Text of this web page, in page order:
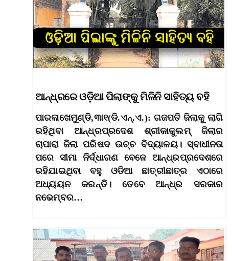
ଆନ୍ଧ୍ରରେ ଓଡ଼ିଆ ପିଲାଙ୍କୁ ମିଳିନି ସାହିତ୍ୟ ବହି
ପାରଳାଖେମୁଣ୍ଡି,୩ା୧(ଡି.ଏନ୍‌.ଏ.): ଗଜପତି ଜିଲାକୁ ଲାଗି
ରହିଥିବା ଆନ୍ଧ୍ରପ୍ରଦେଶ ଶ୍ରୀକାକୁଲମ୍‌ ଜିଲାର
ଚାପାରା ଜିଲା ପରିଷଦ ଉଚ୍ଚ ବିଦ୍ୟାଳୟ। ସ୍ବାଧୀନତା
ପରେ ସୀମା ନିର୍ଦ୍ଧାରଣ ବେଳେ ଆନ୍ଧ୍ରପ୍ରଦେଶରେ
ରହିଯାଇଥିବା ବହୁ ଓଡିଆ ଛାତ୍ରୀଛାତ୍ର ଏଠାରେ
ଅଧ୍ୟୟନ କରନ୍ତି। ତେବେ ଆନ୍ଧ୍ର ସରକାର
ନଭେମ୍ବର…